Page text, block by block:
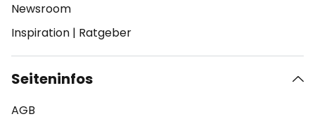
Newsroom
Inspiration | Ratgeber
Seiteninfos
AGB